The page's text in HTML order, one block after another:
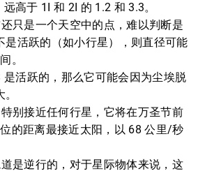
高于 1I 和 2I 的 1.2 和 3.3。
只是一个天空中的点，难以判断是
是活跃的（如小行星），则直径可能
。
是活跃的，那么它可能会因为尘埃脱
别接近任何行星，它将在万圣节前
的距离最接近太阳，以 68 公里/秒
是逆行的，对于星际物体来说，这